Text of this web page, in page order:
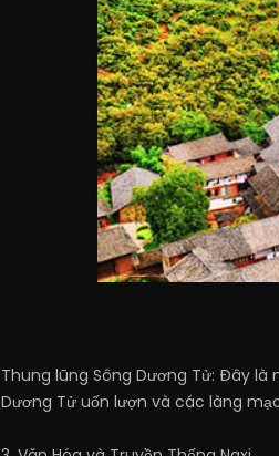
Thung lũng Sông Dương Tử: Đây
Dương Tử uốn lượn và các làng